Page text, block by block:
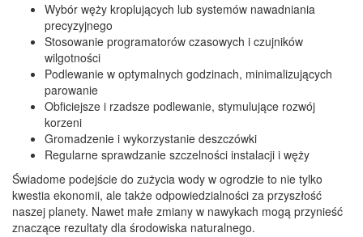
Wybór węży kroplujących lub systemów nawadniania
precyzyjnego
Stosowanie programatorów czasowych i czujników
wilgotności
Podlewanie w optymalnych godzinach, minimalizujących
parowanie
Obficiejsze i rzadsze podlewanie, stymulujące rozwój
korzeni
Gromadzenie i wykorzystanie deszczówki
Regularne sprawdzanie szczelności instalacji i węży
Świadome podejście do zużycia wody w ogrodzie to nie tylko
kwestia ekonomii, ale także odpowiedzialności za przyszłość
naszej planety. Nawet małe zmiany w nawykach mogą przynieść
znaczące rezultaty dla środowiska naturalnego.